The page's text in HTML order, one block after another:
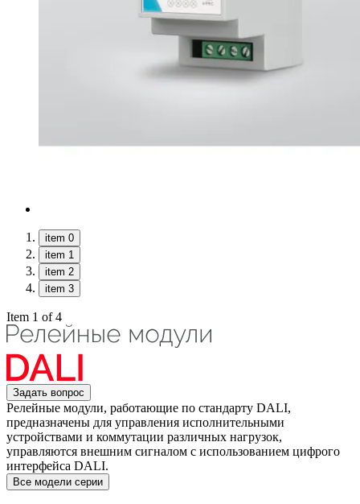
item 0
item 1
item 2
item 3
Item 1 of 4
Задать вопрос
Релейные модули, работающие по стандарту DALI,
предназначены для управления исполнительными
устройствами и коммутации различных нагрузок,
управляются внешним сигналом с использованием цифрого
интерфейса DALI.
Все модели серии